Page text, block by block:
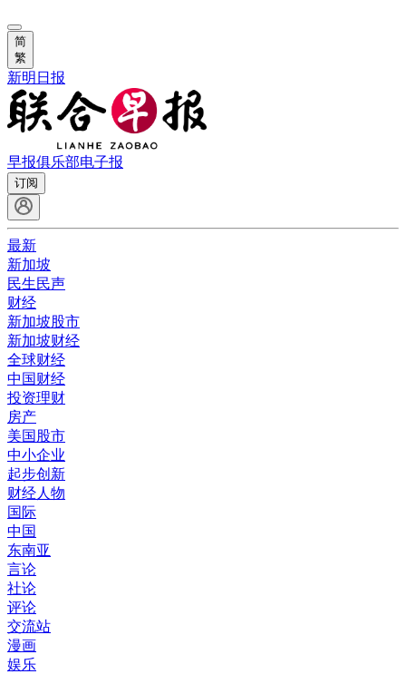
简
繁
新明日报
早报俱乐部电子报
订阅
最新
新加坡
民生民声
财经
新加坡股市
新加坡财经
全球财经
中国财经
投资理财
房产
美国股市
中小企业
起步创新
财经人物
国际
中国
东南亚
言论
社论
评论
交流站
漫画
娱乐